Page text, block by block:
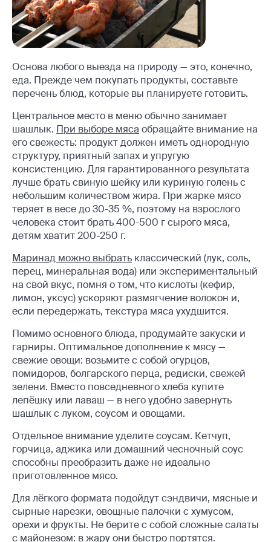
Основа любого выезда на природу — это, конечно,
еда. Прежде чем покупать продукты, составьте
перечень блюд, которые вы планируете готовить.
Центральное место в меню обычно занимает
шашлык. При выборе мяса обращайте внимание на
его свежесть: продукт должен иметь однородную
структуру, приятный запах и упругую
консистенцию. Для гарантированного результата
лучше брать свиную шейку или куриную голень с
небольшим количеством жира. При жарке мясо
теряет в весе до 30-35 %, поэтому на взрослого
человека стоит брать 400-500 г сырого мяса,
детям хватит 200-250 г.
Маринад можно выбрать классический (лук, соль,
перец, минеральная вода) или экспериментальный
на свой вкус, помня о том, что кислоты (кефир,
лимон, уксус) ускоряют размягчение волокон и,
если передержать, текстура мяса ухудшится.
Помимо основного блюда, продумайте закуски и
гарниры. Оптимальное дополнение к мясу —
свежие овощи: возьмите с собой огурцов,
помидоров, болгарского перца, редиски, свежей
зелени. Вместо повседневного хлеба купите
лепёшку или лаваш — в него удобно завернуть
шашлык с луком, соусом и овощами.
Отдельное внимание уделите соусам. Кетчуп,
горчица, аджика или домашний чесночный соус
способны преобразить даже не идеально
приготовленное мясо.
Для лёгкого формата подойдут сэндвичи, мясные и
сырные нарезки, овощные палочки с хумусом,
орехи и фрукты. Не берите с собой сложные салаты
с майонезом: в жару они быстро портятся.